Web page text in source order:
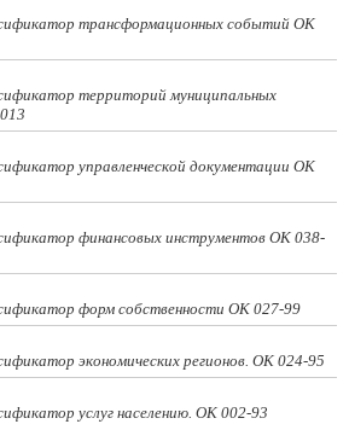
трансформационных событий ОК
территорий муниципальных
управленческой документации ОК
финансовых инструментов OK 038-
форм собственности ОК 027-99
экономических регионов. ОК 024-95
услуг населению. ОК 002-93